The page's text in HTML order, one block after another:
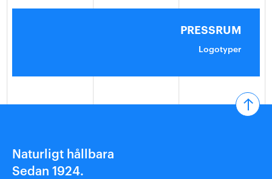
PRESSRUM
Logotyper
Naturligt hållbara
Sedan 1924.